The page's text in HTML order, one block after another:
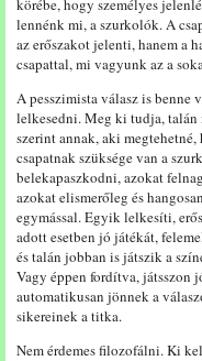
körébe, hogy személyes
lennénk mi, a szurkolók. A
az erőszakot jelenti, hanem a
csapattal, mi vagyunk az a
A pesszimista válasz is benne
lelkesedni. Meg ki tudja, talán
szerint annak, aki
csapatnak szüksége van a
belekapaszkodni, azokat
azokat elismerőleg és
egymással. Egyik lelkesíti,
adott esetben jó játékát,
és talán jobban is játszik a
Vagy éppen fordítva, játsszon
automatikusan jönnek a
sikereinek a titka.
Nem érdemes filozofálni. Ki